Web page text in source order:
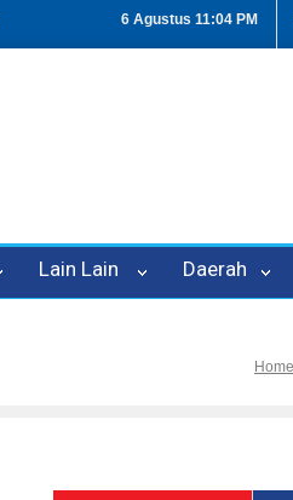
6 Agustus 11:04 PM
Dugaan Penipuan Oleh Oknum
Lain Lain Daerah
Home